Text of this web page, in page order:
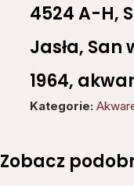
4524 A-H,
Jasła, San
1964,
Kategorie:
Zobacz